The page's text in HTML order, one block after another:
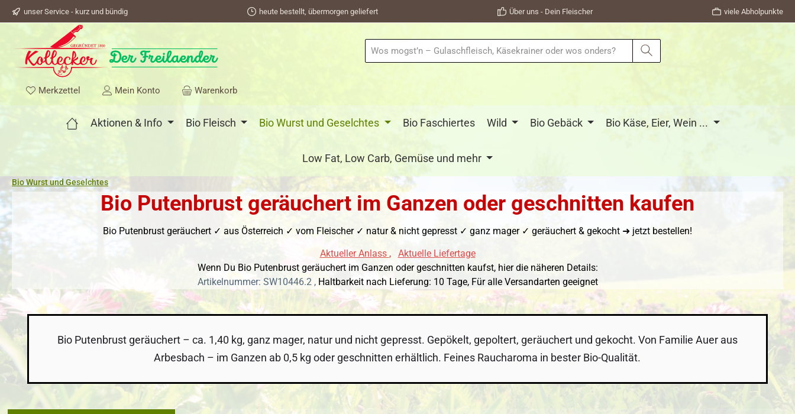
Zur Hauptnavigation springen
unser Service - kurz und bündig heute bestellt, übermorgen geliefert Über uns - Dein Fleischer viele Abholpunkte
Merkzettel Du hast 0 Produkte auf dem Merkzettel
Mein Konto Warenkorb
Aktionen & Info Bio Fleisch Bio Wurst und Geselchtes Bio Faschiertes Wild Bio Gebäck Bio Käse, Eier, Wein ...
Low Fat, Low Carb, Gemüse und mehr
Bio Wurst und Geselchtes
Bio Putenbrust geräuchert im Ganzen oder geschnitten kaufen
Bio Putenbrust geräuchert ✓ aus Österreich ✓ vom Fleischer ✓ natur & nicht gepresst ✓ ganz mager ✓ geräuchert & gekocht ➜ jetzt bestellen!
Aktueller Anlass ,
Aktuelle Liefertage
Wenn Du Bio Putenbrust geräuchert im Ganzen oder geschnitten kaufst, hier die näheren Details:
Artikelnummer: SW10446.2 , Haltbarkeit nach Lieferung: 10 Tage, Für alle Versandarten geeignet
Bio Putenbrust geräuchert – ca. 1,40 kg, ganz mager, natur und nicht gepresst. Gepökelt, gepoltert, geräuchert und gekocht. Von Familie Auer aus
Arbesbach – im Ganzen ab 0,5 kg oder geschnitten erhältlich. Feines Raucharoma in bester Bio-Qualität.